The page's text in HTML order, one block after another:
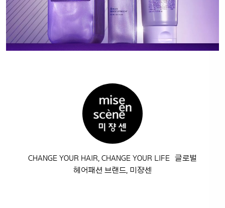
CHANGE YOUR HAIR, CHANGE YOUR LIFE 글로벌
헤어패션 브랜드, 미쟝센